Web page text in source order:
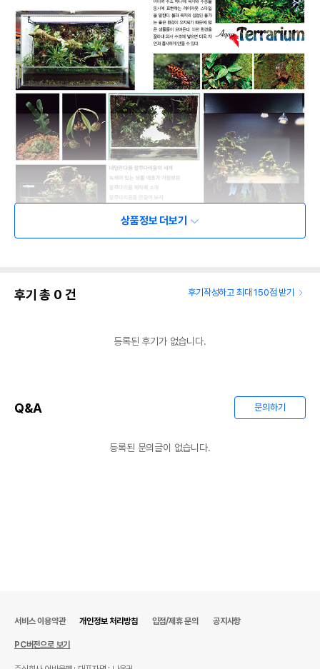
품명 및 모델명
상품정보 더보기
후기 총 0 건 후기작성하고 최대 150점 받기
등록된 후기가 없습니다.
Q&A 문의하기
등록된 문의글이 없습니다.
서비스 이용약관 개인정보 처리방침 입점/제휴 문의 공지사항
PC버전으로 보기